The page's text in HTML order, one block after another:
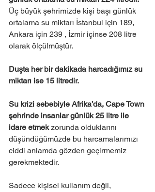
Üç büyük şehrimizde kişi başı günlük
ortalama su miktarı İstanbul için 189,
Ankara için 239 , İzmir içinse 208 litre
olarak ölçülmüştür.
Duşta her bir dakikada harcadığımız su
miktarı ise 15 litredir.
Su krizi sebebiyle Afrika’da, Cape Town
şehrinde insanlar günlük 25 litre ile
idare etmek zorunda olduklarını
düşündüğümüzde bu harcamalarımızı
ciddi anlamda gözden geçirmemiz
gerekmektedir.
Sadece kişisel kullanım değil,